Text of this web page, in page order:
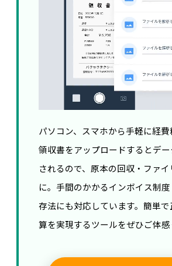
パソコン、スマホから手軽に経費
領収書をアップロードするとデ
されるので、原本の回収・ファ
に。手間のかかるインボイス制
存法にも対応しています。簡単
算を実現するツールをぜひご体感